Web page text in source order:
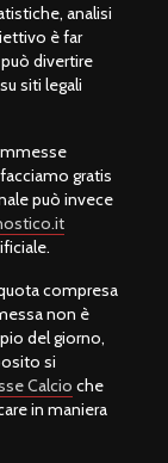
analisi
è far
divertire
siti legali
gratis
può invece
compresa
non è
del giorno,
si
Calcio che
in maniera